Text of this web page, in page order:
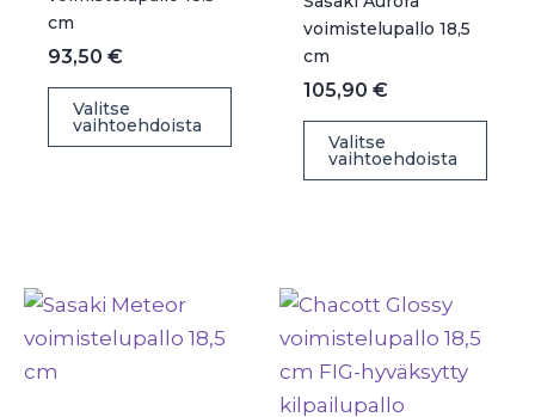
cm
93,50 €
Valitse
vaihtoehdoista
Tällä
tuotteella
tehdä
valinnat
tuotteen
sivulla.
voimistelupallo 18,5
cm
105,90 €
Valitse
vaihtoehdoista
Tällä